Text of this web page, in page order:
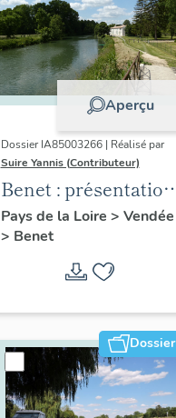
Aperçu
Dossier IA85003266 | Réalisé par
Suire Yannis (Contributeur)
Benet : présentation
de la commune
Pays de la Loire > Vendée
> Benet
Dossier